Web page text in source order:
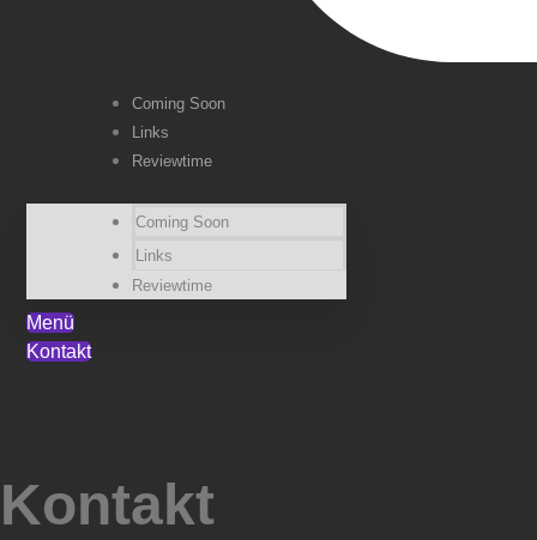
Coming Soon
Links
Reviewtime
Coming Soon
Links
Reviewtime
Menü
Kontakt
Kontakt